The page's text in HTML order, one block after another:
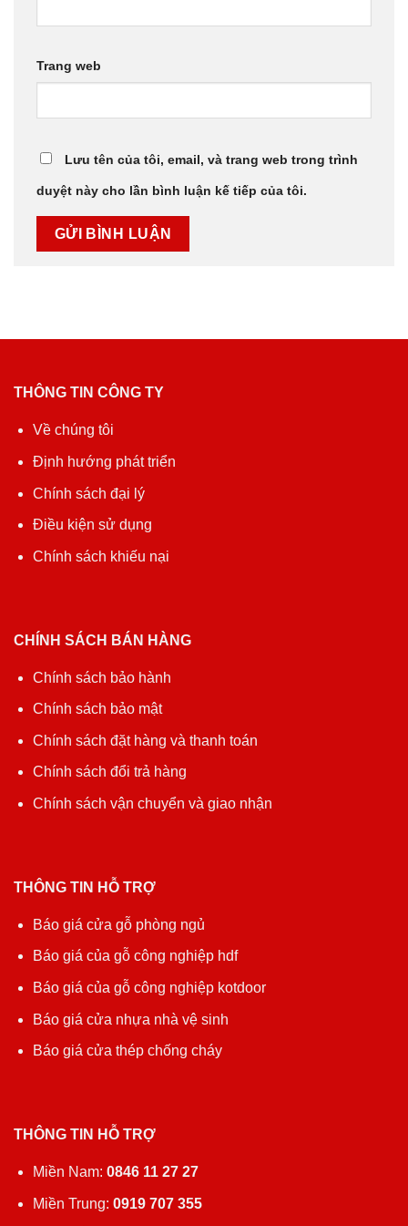
Trang web
Lưu tên của tôi, email, và trang web trong trình
duyệt này cho lần bình luận kế tiếp của tôi.
THÔNG TIN CÔNG TY
Về chúng tôi
Định hướng phát triển
Chính sách đại lý
Điều kiện sử dụng
Chính sách khiếu nại
CHÍNH SÁCH BÁN HÀNG
Chính sách bảo hành
Chính sách bảo mật
Chính sách đặt hàng và thanh toán
Chính sách đổi trả hàng
Chính sách vận chuyển và giao nhận
THÔNG TIN HỖ TRỢ
Báo giá cửa gỗ phòng ngủ
Báo giá của gỗ công nghiệp hdf
Báo giá của gỗ công nghiệp kotdoor
Báo giá cửa nhựa nhà vệ sinh
Báo giá cửa thép chống cháy
THÔNG TIN HỖ TRỢ
Miền Nam: 0846 11 27 27
Miền Trung: 0919 707 355